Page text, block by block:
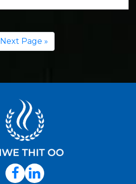
Next Page »